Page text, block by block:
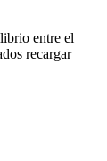
entre el
recargar